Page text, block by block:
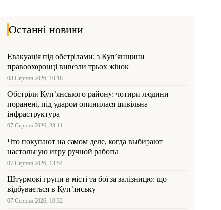
Останні новини
Евакуація під обстрілами: з Куп’янщини
правоохоронці вивезли трьох жінок
08 Серпня 2026, 10:18
Обстріли Куп’янського району: чотири людини
поранені, під ударом опинилася цивільна
інфраструктура
07 Серпня 2026, 23:11
Что покупают на самом деле, когда выбирают
настольную игру ручной работы
07 Серпня 2026, 13:54
Штурмові групи в місті та бої за залізницю: що
відбувається в Куп’янську
07 Серпня 2026, 10:32